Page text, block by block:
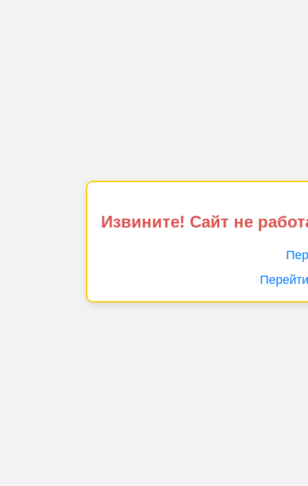
Извините! Сайт не